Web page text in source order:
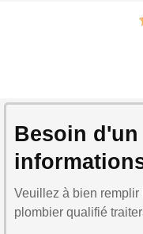
Besoin
Veuillez à bien
plombier qualifié